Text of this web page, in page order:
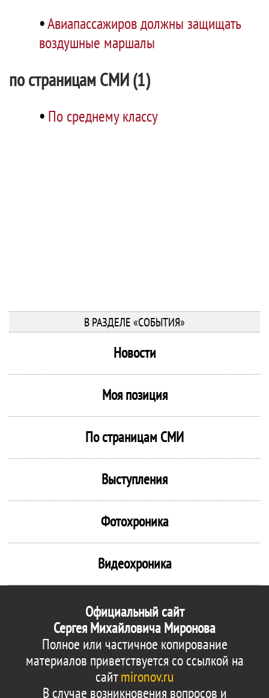
•Авиапассажиров должны защищать
воздушные маршалы
по страницам СМИ (1)
• По среднему классу
В РАЗДЕЛЕ «СОБЫТИЯ»
Новости
Моя позиция
По страницам СМИ
Выступления
Фотохроника
Видеохроника
Официальный сайт
Сергея Михайловича Миронова
Полное или частичное копирование
материалов приветствуется со ссылкой на
сайтmironov.ru
В случае возникновения вопросов и